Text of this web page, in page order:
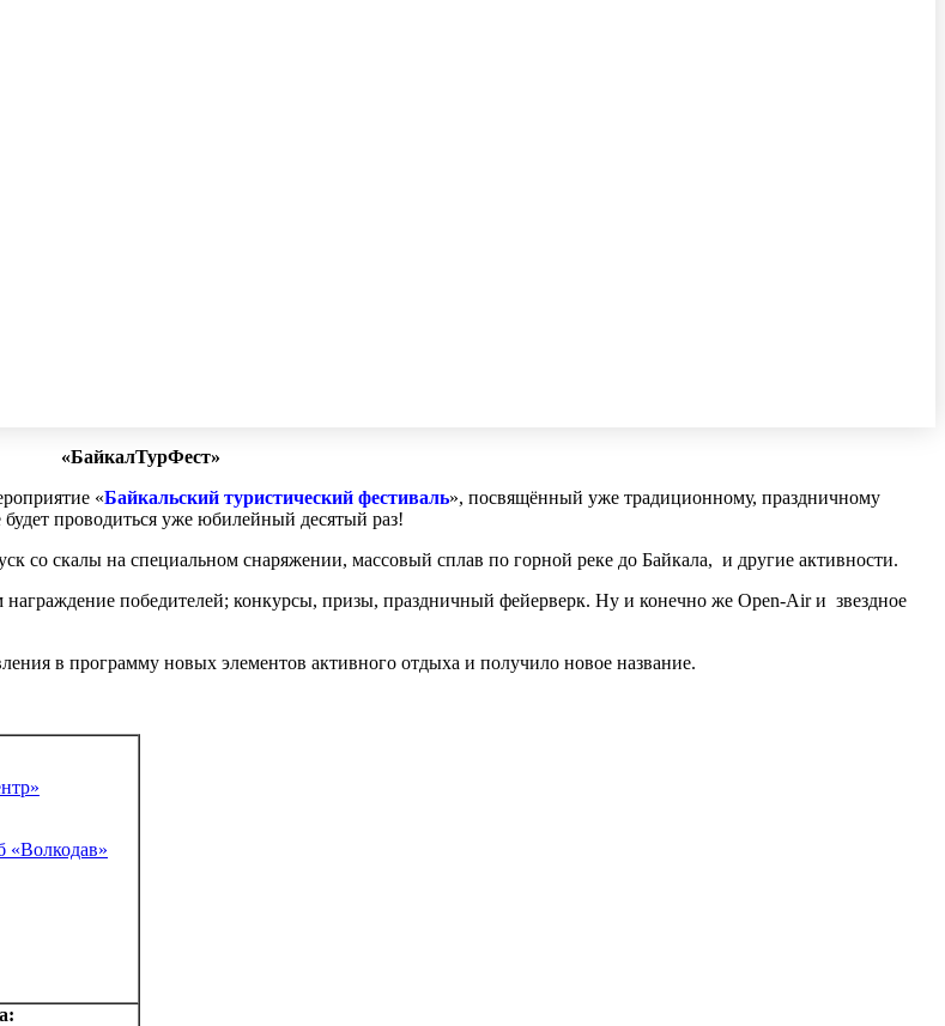
«БайкалТурФест»
«Байкальский туристический фестиваль», посвящённый уже традиционному, праздничному
проводиться уже юбилейный десятый раз!
со скалы на специальном снаряжении, массовый сплав по горной реке до Байкала, и другие активности.
награждение победителей; конкурсы, призы, праздничный фейерверк. Ну и конечно же Open-Air и звездное
в программу новых элементов активного отдыха и получило новое название.
«Волкодав»